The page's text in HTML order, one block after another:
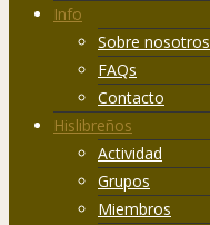
Info
Sobre nosotros
FAQs
Contacto
Hislibreños
Actividad
Grupos
Miembros